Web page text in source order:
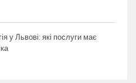
у Львові: які послуги має